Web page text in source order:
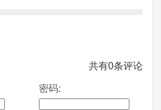
共有0条评论
密码: